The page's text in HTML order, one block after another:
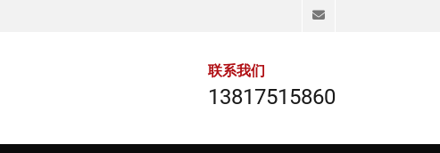
Email
联系我们
13817515860